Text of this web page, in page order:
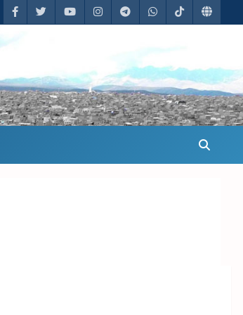
emprende